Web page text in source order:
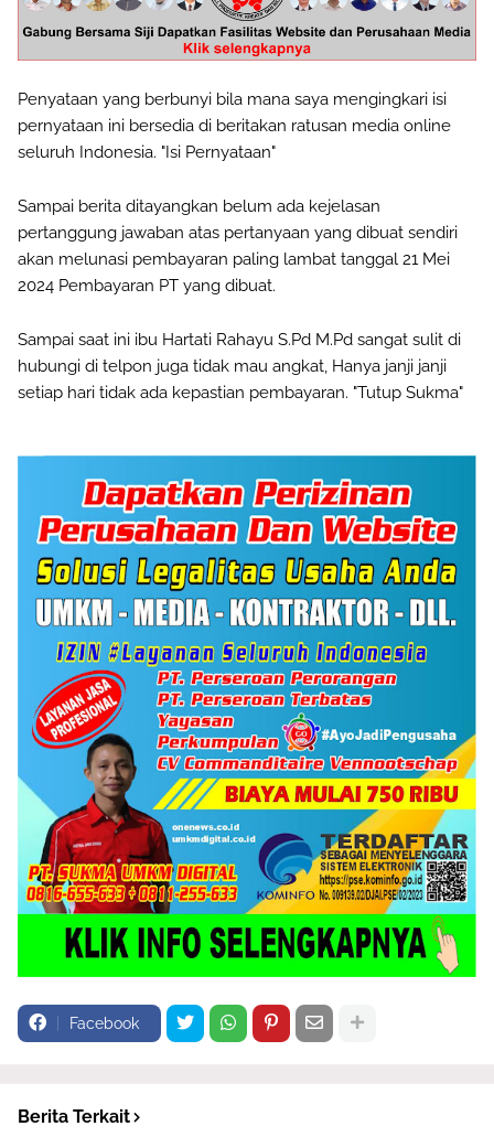
Penyataan yang berbunyi bila mana saya mengingkari isi
pernyataan ini bersedia di beritakan ratusan media online
seluruh Indonesia. "Isi Pernyataan"
Sampai berita ditayangkan belum ada kejelasan
pertanggung jawaban atas pertanyaan yang dibuat sendiri
akan melunasi pembayaran paling lambat tanggal 21 Mei
2024 Pembayaran PT yang dibuat.
Sampai saat ini ibu Hartati Rahayu S.Pd M.Pd sangat sulit di
hubungi di telpon juga tidak mau angkat, Hanya janji janji
setiap hari tidak ada kepastian pembayaran. "Tutup Sukma"
Facebook
Berita Terkait